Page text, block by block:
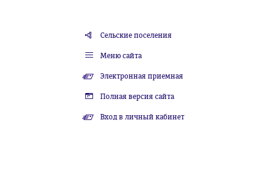
Сельские поселения
Меню сайта
Электронная приемная
Полная версия сайта
Вход в личный кабинет